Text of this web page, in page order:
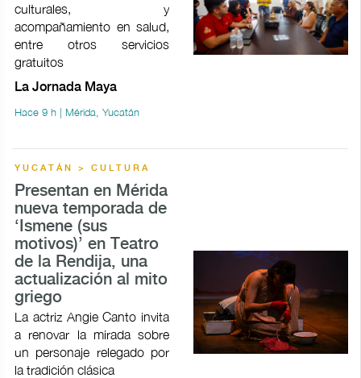
culturales, y
acompañamiento en salud,
entre otros servicios
gratuitos
La Jornada Maya
Hace 9 h | Mérida, Yucatán
YUCATÁN > CULTURA
Presentan en Mérida
nueva temporada de
‘Ismene (sus
motivos)’ en Teatro
de la Rendija, una
actualización al mito
griego
La actriz Angie Canto invita
a renovar la mirada sobre
un personaje relegado por
la tradición clásica